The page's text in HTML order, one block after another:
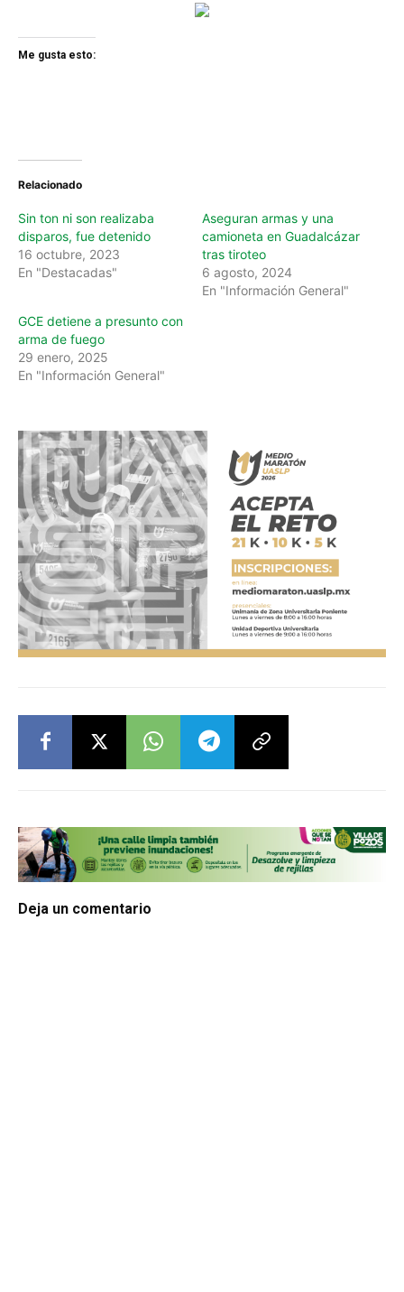
Me gusta esto:
Relacionado
Sin ton ni son realizaba
disparos, fue detenido
16 octubre, 2023
En "Destacadas"
Aseguran armas y una
camioneta en Guadalcázar
tras tiroteo
6 agosto, 2024
En "Información General"
GCE detiene a presunto con
arma de fuego
29 enero, 2025
En "Información General"
Deja un comentario